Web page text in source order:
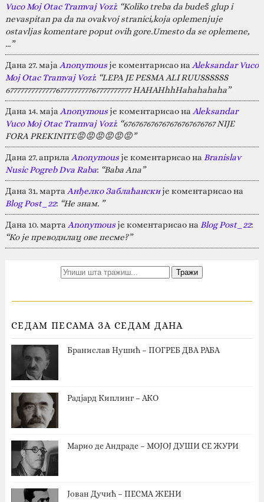
Vuco Moj Otac Tramvaj Vozi: “Koliko treba da budeš glup i
nevaspitan pa da na ovakvoj stranici,koja oplemenjuje
ostavljas komentare poput ovih gore.Umesto da se oplemene,
…”
Дана 27. маја Anonymousје коментарисао на Aleksandar Vuco
Moj Otac Tramvaj Vozi: “LEPA JE PESMA ALI RUUSSSSSS
67777777777777677777777767777777777 HAHAHhhHahahahaha”
Дана 14. маја Anonymousје коментарисао на Aleksandar
Vuco Moj Otac Tramvaj Vozi: “676767676767676767676767 NIJE
FORA PREKINITE😡😡😡😡😡😡”
Дана 27. априла Anonymousје коментарисао на Branislav
Nusic Pogreb Dva Raba: “Baba Ana”
Дана 31. марта Анђелко Заблаћанскије коментарисао на
Blog Post_22: “Не знам. ”
Дана 10. марта Anonymousје коментарисао на Blog Post_22:
“Ко је преводилац ове песме?”
СЕДАМ ПЕСАМА ЗА СЕДАМ ДАНА
Бранислав Нушић – ПОГРЕБ ДВА РАБА
Радјард Киплинг – АКО
Марио де Андраде – МОЈОЈ ДУШИ СЕ ЖУРИ
Јован Дучић – ПЕСМА ЖЕНИ